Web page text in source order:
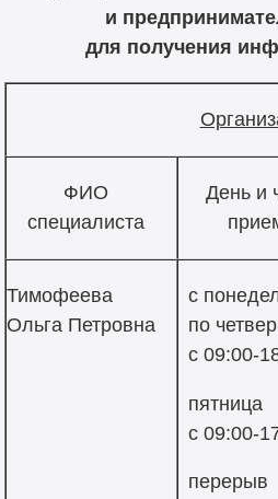
и
для получения
ФИО
специалиста
День и
Тимофеева
Ольга Петровна
с
по
с 09:00-
пятница
с 09:00-
перерыв